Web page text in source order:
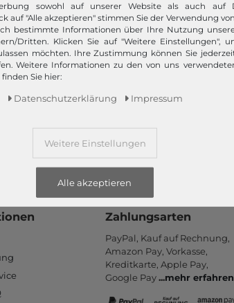
Schneller Versand!
Ihre Bestellung schnell per Premiumversand.
Mehr dazu!
Zahlungsarten
PayPal, Kauf auf Rechnung,
Amazon Pay, Vor­kasse,
Kredit­karte, Apple Pay,
Google Pay...mehr erfahren
sowohl auf unserer Website als auch auf
auf "Alle akzeptieren" stimmen Sie der Verwendung
bestimmte Informationen über Ihre Nutzung
Dritten. Klicken Sie auf "Weitere Einstellungen",
möchten. Ihre Zustimmung können Sie
Weitere Informationen zu den von uns
Sie hier:
Daten­schutz­erklärung Impressum
Weitere Einstellungen
Alle akzeptieren